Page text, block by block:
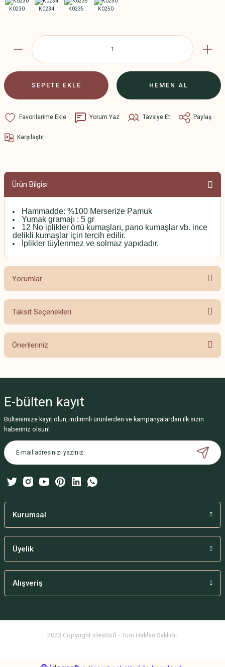
SEPETE EKLE HEMEN AL
Yorum Yaz Tavsiye Et Paylaş
Karşılaştır
Ürün Bilgisi
Hammadde: %100 Merserize Pamuk
Yumak gramajı : 5 gr
12 No iplikler örtü kumaşları, pano kumaşlar vb. ince
delikli kumaşlar için tercih edilir.
İplikler tüylenmez ve solmaz yapıdadır.
Yorumlar
Taksit Seçenekleri
Önerileriniz
Görüş ve önerileriniz için teşekkür ederiz.
Ürün resmi kalitesiz, bozuk veya görüntülenemiyor.
Ürün açıklamasında eksik bilgiler bulunuyor.
Ürün bilgilerinde hatalar bulunuyor.
Bu ürüne benzer farklı alternatifler olmalı.
E-bülten kayıt
Bültenimize kayıt olun, indirimli ürünlerden ve kampanyalardan ilk sizin
haberiniz olsun!
Kurumsal
Üyelik
Alışveriş
2023 Copyright IdeaSoft - Tüm Hakları Saklıdır.